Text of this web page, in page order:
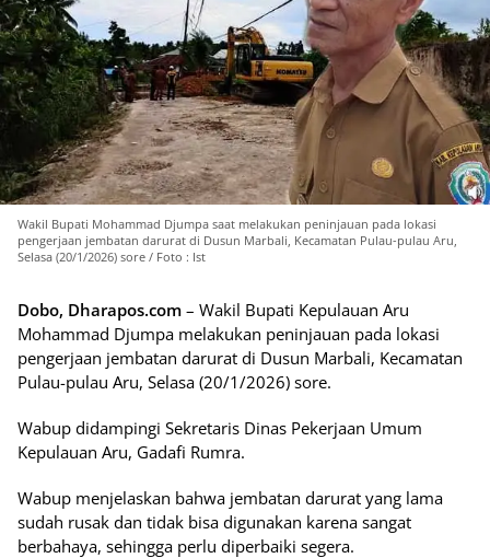
Wakil Bupati Mohammad Djumpa saat melakukan peninjauan pada lokasi
pengerjaan jembatan darurat di Dusun Marbali, Kecamatan Pulau-pulau Aru,
Selasa (20/1/2026) sore / Foto : Ist
Dobo, Dharapos.com – Wakil Bupati Kepulauan Aru
Mohammad Djumpa melakukan peninjauan pada lokasi
pengerjaan jembatan darurat di Dusun Marbali, Kecamatan
Pulau-pulau Aru, Selasa (20/1/2026) sore.
Wabup didampingi Sekretaris Dinas Pekerjaan Umum
Kepulauan Aru, Gadafi Rumra.
Wabup menjelaskan bahwa jembatan darurat yang lama
sudah rusak dan tidak bisa digunakan karena sangat
berbahaya, sehingga perlu diperbaiki segera.